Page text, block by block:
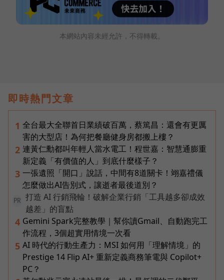
本網站內容未經允許，不得轉載。
即時熱門文章
1 全台最大全聯首日業績破百萬，蔡篤昌：還會有更厲
害的大型店！為何把餐廳健身房都搬上樓？
2 連黃仁勳都叫年輕人當水電工！程世嘉：智慧通膨重
新定義「有價值的人」到底什麼樣子？
3 一張遺照「開口」說話，中間有8道關卡！翊嘉禮儀
怎麼做出AI告別式，讓逝者最後道別？
PR
打造 AI 行銷飛輪！破解企業行銷「工具越多卻成效
越差」的盲點
4 Gemini Spark完整教學｜幫你讀Gmail、自動跑完工
作流程，3個超實用情境一次看
5 AI 時代的行動生產力：MSI 如何用「理解情境」的
Prestige 14 Flip AI+ 重新定義商務筆電與 Copilot+
PC？